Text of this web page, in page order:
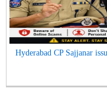
Hyderabad CP Sajjanar